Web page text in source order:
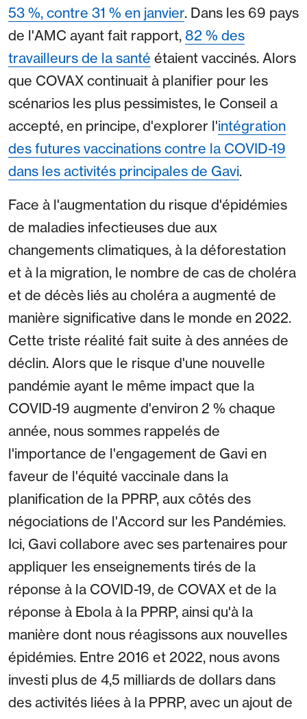
53 %, contre 31 % en janvier. Dans les 69 pays
de l'AMC ayant fait rapport, 82 % des
travailleurs de la santé étaient vaccinés. Alors
que COVAX continuait à planifier pour les
scénarios les plus pessimistes, le Conseil a
accepté, en principe, d'explorer l'intégration
des futures vaccinations contre la COVID-19
dans les activités principales de Gavi.
Face à l'augmentation du risque d'épidémies
de maladies infectieuses due aux
changements climatiques, à la déforestation
et à la migration, le nombre de cas de choléra
et de décès liés au choléra a augmenté de
manière significative dans le monde en 2022.
Cette triste réalité fait suite à des années de
déclin. Alors que le risque d'une nouvelle
pandémie ayant le même impact que la
COVID-19 augmente d'environ 2 % chaque
année, nous sommes rappelés de
l'importance de l'engagement de Gavi en
faveur de l'équité vaccinale dans la
planification de la PPRP, aux côtés des
négociations de l'Accord sur les Pandémies.
Ici, Gavi collabore avec ses partenaires pour
appliquer les enseignements tirés de la
réponse à la COVID-19, de COVAX et de la
réponse à Ebola à la PPRP, ainsi qu'à la
manière dont nous réagissons aux nouvelles
épidémies. Entre 2016 et 2022, nous avons
investi plus de 4,5 milliards de dollars dans
des activités liées à la PPRP, avec un ajout de